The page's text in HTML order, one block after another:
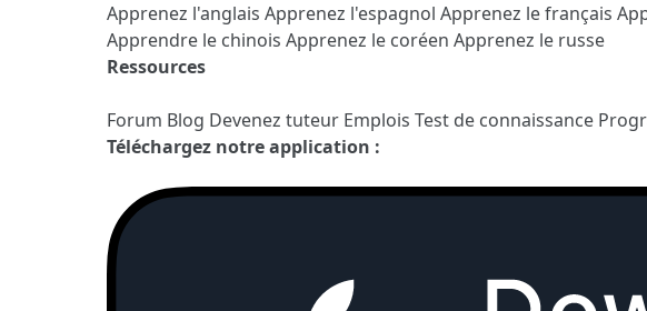
Apprenez l'anglais Apprenez l'espagnol Apprenez le français
Apprendre le chinois Apprenez le coréen Apprenez le russe
Ressources
Forum Blog Devenez tuteur Emplois Test de connaissance
Téléchargez notre application :